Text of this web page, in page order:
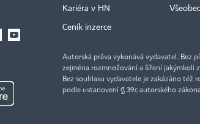
Kariéra v HN
Ceník inzerce
Autorská práva vykonává vydavatel. Bez
zejména rozmnožování a šíření jakýmkoli
Bez souhlasu vydavatele je zakázáno
podle ustanovení § 39c autorského